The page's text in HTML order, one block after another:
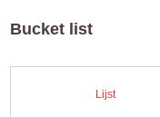
Bucket list
Lijst